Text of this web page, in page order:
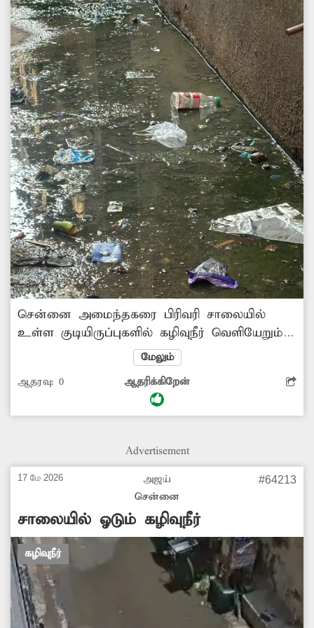
சென்னை அமைந்தகரை பிரிவரி சாலையில்
உள்ள குடியிருப்புகளில் கழிவுநீர் வெளியேறும்
குழாய்களும் சேதமடைந்து காணப்படுகிறது.
இதனால் அந்த பகுதியில் மிகுந்த துர்நாற்றம்
வீசு சுகாதார சீர்கோடு ஏற்படுகிறது. மேலும்
இதனால் நோய் பரவும் அபாயமும் உள்ளது.
நடவடிக்கை எடுக்க வேண்டி அப்பகுதி மக்கள்
மேலும்
ஆதரவு: 0 ஆதரிக்கிறேன்
Advertisement
17 மே 2026
அஜய்
சென்னை
#64213
சாலையில் ஓடும் கழிவுநீர்
கழிவுநீர்